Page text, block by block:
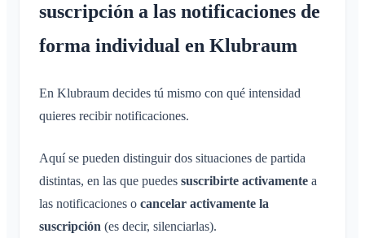
suscripción a las notificaciones de
forma individual en Klubraum
En Klubraum decides tú mismo con qué intensidad
quieres recibir notificaciones.
Aquí se pueden distinguir dos situaciones de partida
distintas, en las que puedes suscribirte activamente a
las notificaciones o cancelar activamente la
suscripción (es decir, silenciarlas).